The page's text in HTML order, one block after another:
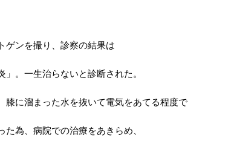
ゲンを撮り、診察の結果は
」。一生治らないと診断された。
膝に溜まった水を抜いて電気をあてる程度で
た為、病院での治療をあきらめ、